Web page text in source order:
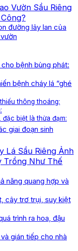
Vườn Sầu Riêng
đường lây lan của
bệnh bùng phát:
bệnh cháy lá “ghé
thông thoáng:
biệt là thừa đạm:
giai đoạn sinh
Lá Sầu Riêng Ảnh
Trồng Như Thế
năng quang hợp và
cây trơ trụi, suy kiệt
trình ra hoa, đậu
gián tiếp cho nhà